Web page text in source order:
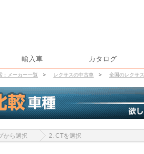
輸入車 カタログ
：メーカー一覧 > レクサスの中古車 > 全国のレクサス
から選択 2. CTを選択